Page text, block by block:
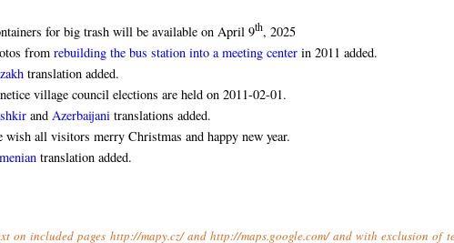
for big trash will be available on April 9th, 2025
from rebuilding the bus station into a meeting center in 2011 added.
translation added.
village council elections are held on 2011-02-01.
and Azerbaijani translations added.
wish all visitors merry Christmas and happy new year.
translation added.
on included pages http://mapy.cz/ and http://maps.google.com/ and with exclusion